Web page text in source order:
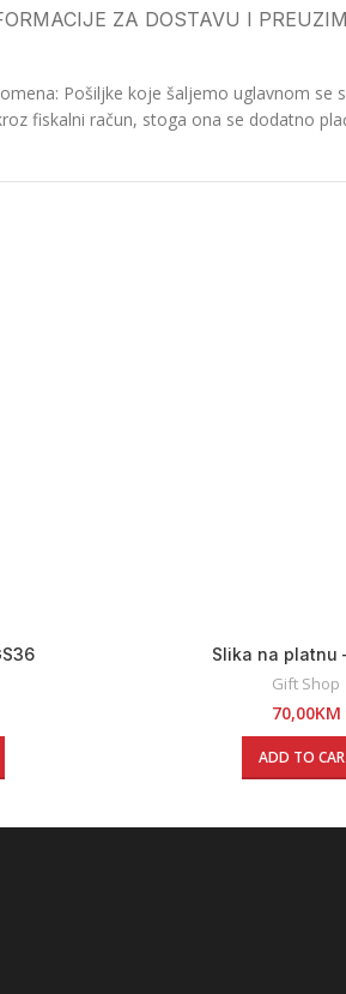
ZA DOSTAVU I
Pošiljke koje šaljemo uglavnom
fiskalni račun, stoga ona se dodatno
Slika na platnu
Gift Shop
70,00KM
ADD TO